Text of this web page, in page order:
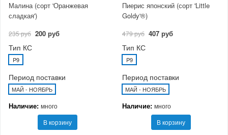
Малина (сорт 'Оранжевая
сладкая')
235 руб 200 руб
Тип КС
P9
Период поставки
МАЙ - НОЯБРЬ
Наличие: много
В корзину
Пиерис японский (сорт 'Little
Goldy'®)
479 руб 407 руб
Тип КС
P9
Период поставки
МАЙ - НОЯБРЬ
Наличие: много
В корзину